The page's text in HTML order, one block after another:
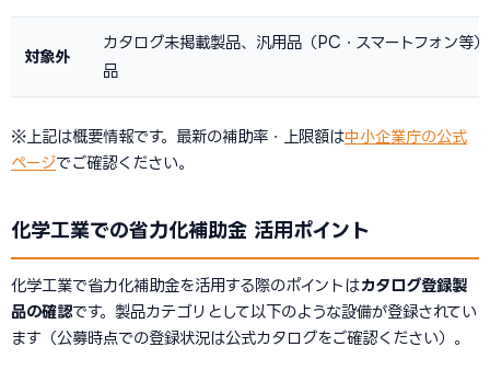
対象外
カタログ未掲載製品、汎用品（PC・スマートフォン等
品
※上記は概要情報です。最新の補助率・上限額は中小企業庁の公式
ページでご確認ください。
化学工業での省力化補助金 活用ポイント
化学工業で省力化補助金を活用する際のポイントはカタログ登録製
品の確認です。製品カテゴリとして以下のような設備が登録されてい
ます（公募時点での登録状況は公式カタログをご確認ください）。